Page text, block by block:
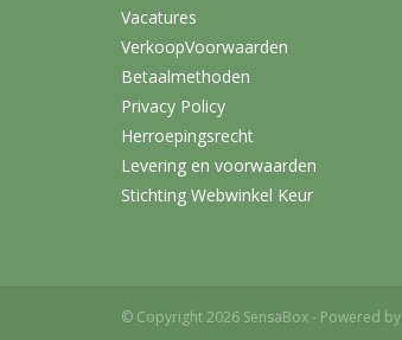
Vacatures
VerkoopVoorwaarden
Betaalmethoden
Privacy Policy
Herroepingsrecht
Levering en voorwaarden
Stichting Webwinkel Keur
© Copyright 2026 SensaBox - Powered by